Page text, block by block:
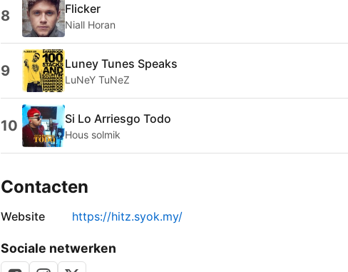
8 Flicker
Niall Horan
9 Luney Tunes Speaks
LuNeY TuNeZ
10 Si Lo Arriesgo Todo
Hous solmik
Contacten
Website https://hitz.syok.my/
Sociale netwerken